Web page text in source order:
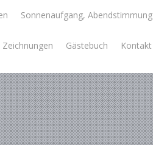
Sonnenaufgang, Abendstimmung
Zeichnungen Gästebuch Kontakt